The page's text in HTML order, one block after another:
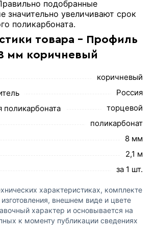
подобранные
значительно увеличивают срок
поликарбоната.
товара - Профиль
мм коричневый
коричневый
Россия
поликарбоната
торцевой
поликарбонат
8 мм
2,1 м
за 1 шт.
характеристиках, комплекте
внешнем виде и цвете
характер и основывается на
к моменту публикации сведениях